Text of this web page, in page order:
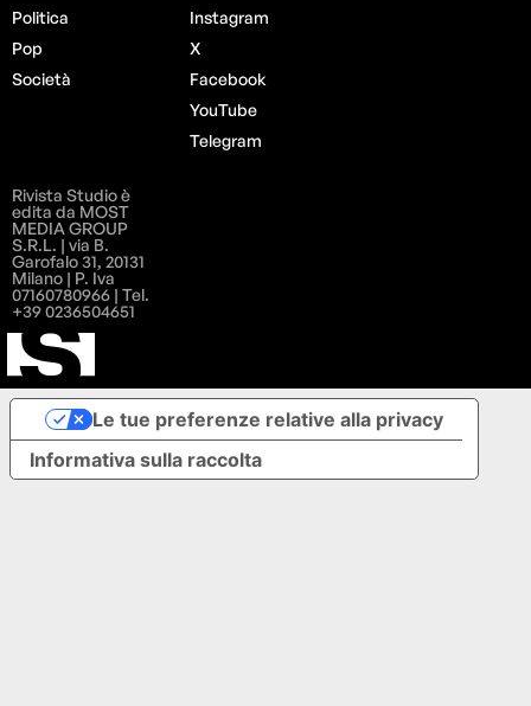
Politica
Pop
Società
Instagram
X
Facebook
YouTube
Telegram
Rivista Studio è
edita da MOST
MEDIA GROUP
S.R.L. | via B.
Garofalo 31, 20131
Milano | P. Iva
07160780966 | Tel.
+39 0236504651
Informativa sulla raccolta
Le tue preferenze relative alla privacy